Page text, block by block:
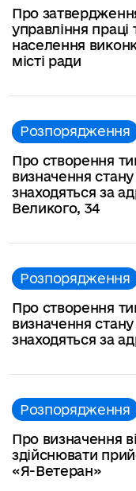
Про затвердження
управління праці
населення
місті ради
Розпорядження
Про створення
визначення
знаходяться за
Великого, 34
Розпорядження
Про створення
визначення
знаходяться за
Розпорядження
Про визначення
здійснювати
«Я-Ветеран»